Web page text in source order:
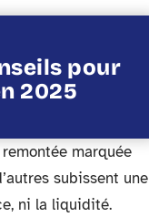
pour
2025
marquée
subissent une
ni la liquidité.